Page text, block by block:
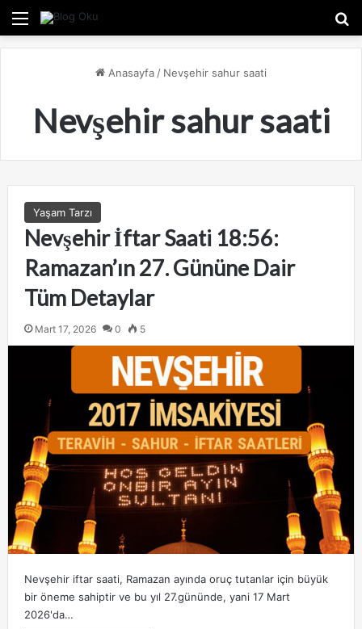
Menü
Anasayfa / Nevşehir sahur saati
Nevşehir sahur saati
Yaşam Tarzı
Nevşehir İftar Saati 18:56:
Ramazan’ın 27. Gününe Dair
Tüm Detaylar
Mart 17, 2026 0 5
Nevşehir iftar saati, Ramazan ayında oruç tutanlar için büyük
bir öneme sahiptir ve bu yıl 27.gününde, yani 17 Mart
2026'da…